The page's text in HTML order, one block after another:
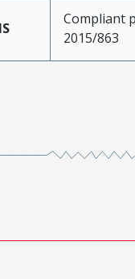
Compliant
2015/863